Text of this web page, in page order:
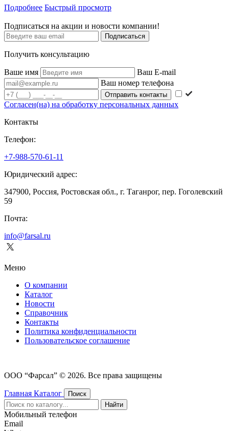
Подробнее Быстрый просмотр
Подписаться на акции и новости компании!
Подписаться
Получить консультацию
Ваше имя
Ваш E-mail
Ваш номер телефона
Согласен(на) на обработку персональных данных
Контакты
Телефон:
+7-988-570-61-11
Юридический адрес:
347900, Россия, Ростовская обл., г. Таганрог, пер. Гоголевский
59
Почта:
info@farsal.ru
Меню
О компании
Каталог
Новости
Cправочник
Контакты
Политика конфиденциальности
Пользовательское соглашение
ООО “Фарсал” © 2026. Все права защищены
Главная Каталог
Поиск
Найти
Мобильный телефон
Email